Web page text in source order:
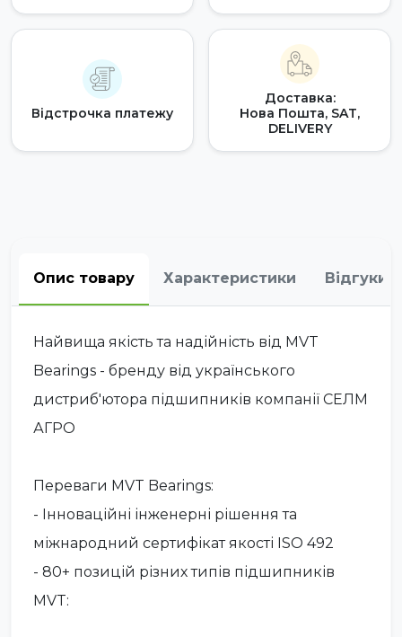
Відстрочка платежу
Доставка:
Нова Пошта, SAT,
DELIVERY
Опис товару Характеристики Відгуки
Найвища якість та надійність від MVT
Bearings - бренду від українського
дистриб'ютора підшипників компанії СЕЛМ
АГРО
Переваги MVT Bearings:
- Інноваційні інженерні рішення та
міжнародний сертифікат якості ISO 492
- 80+ позицій різних типів підшипників
MVT: